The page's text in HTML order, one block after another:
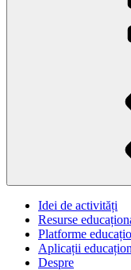
Idei de activități
Resurse
Platforme
Aplicații
Despre